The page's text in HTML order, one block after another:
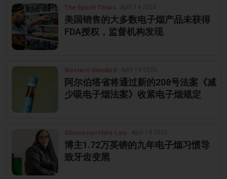
The Epoch Times
美国销售的大多数电子烟产品未获得
FDA授权，监督机构发现
Western Standard
阿尔伯塔省将通过新的208号法案《减
少吸电子烟法案》收紧电子烟规定
Gloucestershire Live
博主1.72万英镑的九年电子烟习惯导
致牙齿变黑